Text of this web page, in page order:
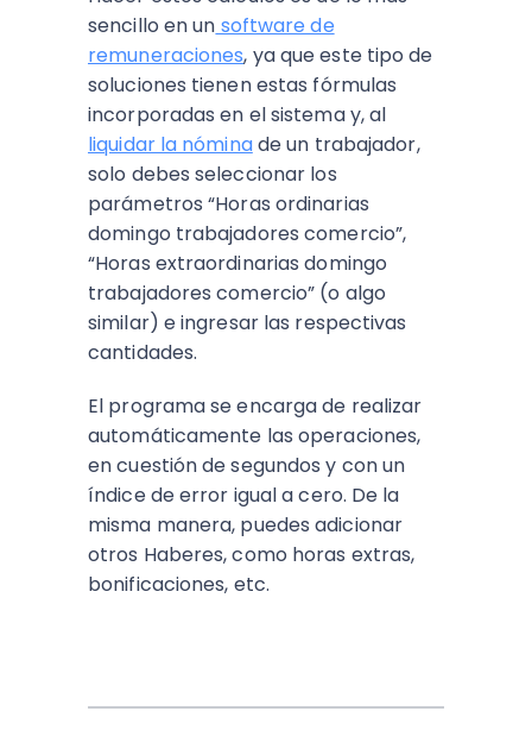
sencillo en un software de
remuneraciones, ya que este tipo de
soluciones tienen estas fórmulas
incorporadas en el sistema y, al
liquidar la nóminade un trabajador,
solo debes seleccionar los
parámetros “Horas ordinarias
domingo trabajadores comercio”,
“Horas extraordinarias domingo
trabajadores comercio” (o algo
similar) e ingresar las respectivas
cantidades.
El programa se encarga de realizar
automáticamente las operaciones,
en cuestión de segundos y con un
índice de error igual a cero. De la
misma manera, puedes adicionar
otros Haberes, como horas extras,
bonificaciones, etc.